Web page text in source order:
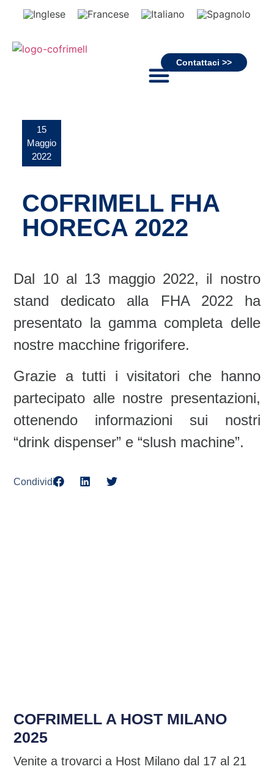
Contattaci >>
15
Maggio
2022
COFRIMELL FHA
HORECA 2022
Dal 10 al 13 maggio 2022, il nostro
stand dedicato alla FHA 2022 ha
presentato la gamma completa delle
nostre macchine frigorifere.
Grazie a tutti i visitatori che hanno
partecipato alle nostre presentazioni,
ottenendo informazioni sui nostri
“drink dispenser” e “slush machine”.
Condividi:
COFRIMELL A HOST MILANO
2025
Venite a trovarci a Host Milano dal 17 al 21